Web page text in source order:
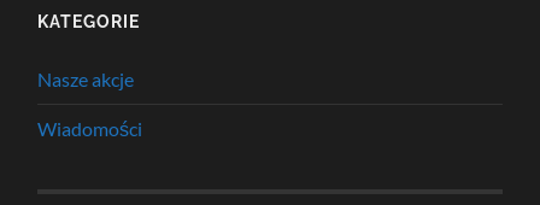
KATEGORIE
Nasze akcje
Wiadomości